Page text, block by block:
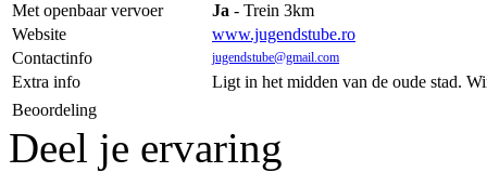
Met openbaar vervoer
Ja - Trein 3km
Website
www.jugendstube.ro
Contactinfo
jugendstube@gmail.com
Extra info
Ligt in het midden van de oude stad.
Beoordeling
Deel je ervaring